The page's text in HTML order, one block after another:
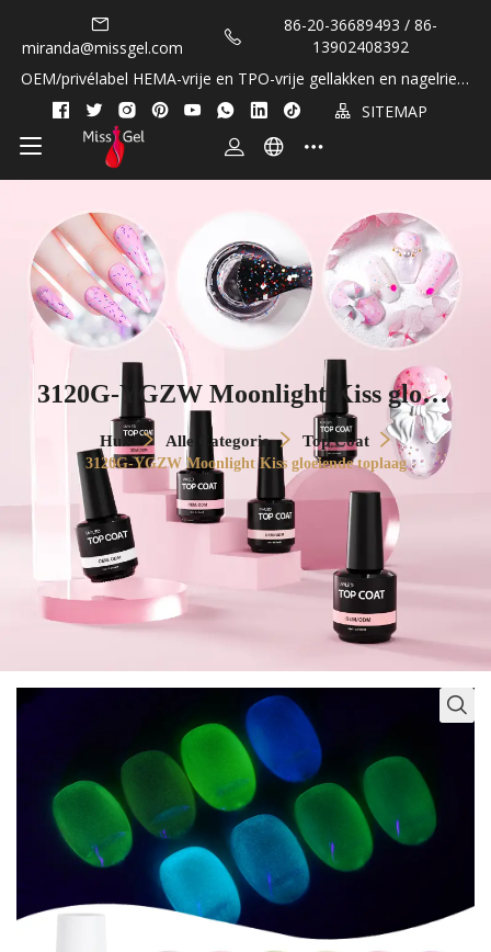
miranda@missgel.com
86-20-36689493 / 86-
13902408392
OEM/privélabel HEMA-vrije en TPO-vrije gellakken en nagelriem
oliën!
SITEMAP
3120G-YGZW Moonlight Kiss gloeie
nde toplaag
Huis Alle Categorie Top Coat
3120G-YGZW Moonlight Kiss gloeiende toplaag